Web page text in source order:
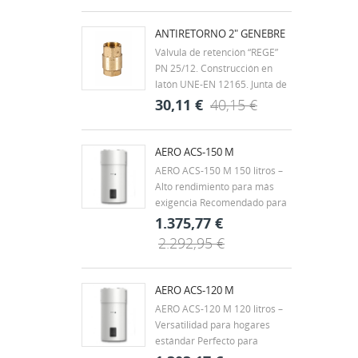
roscados según ISO 7/1 H-H.
Rango de temperatura -20ºC a
60ºC. Mando palanca de
acero con recubrimiento
DACROMET,...
ANTIRETORNO 2" GENEBRE
Válvula de retención “REGE”
PN 25/12. Construcción en
latón UNE-EN 12165. Junta de
clapeta vulcanizada de NBR.
Muelle en acero inox. AISI 304.
Extremos rosca gas (BSP) H-H
- ISO 228/1. Temp. máx. 90ºC.
Montaje en cualquier posición.
30,11 € 40,15 €
AERO ACS-150 M
AERO ACS-150 M 150 litros –
Alto rendimiento para más
exigencia Recomendado para
viviendas unifamiliares,
chalets o familias de 3 a 4
personas, con hasta 2 baños.
También es una buena opción
demanda puntual, como...
1.375,77 €
2.292,95 €
AERO ACS-120 M
AERO ACS-120 M 120 litros –
Versatilidad para hogares
estándar Perfecto para